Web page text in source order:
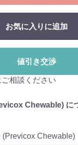
お気に入りに追加
値引き交渉
相談ください
Chewable) に
(Previcox Chewable)